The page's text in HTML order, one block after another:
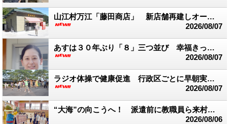
山江村万江「藤田商店」 新店舗再建しオープン
2026/08/07
あすは３０年ぶり「８」三つ並び 幸福きっぷを販売
2026/08/07
ラジオ体操で健康促進 行政区ごとに早朝実践 多良木町
2026/08/07
“大海”の向こうへ！ 派遣前に教職員ら来村 台湾交流スタート
2026/08/06